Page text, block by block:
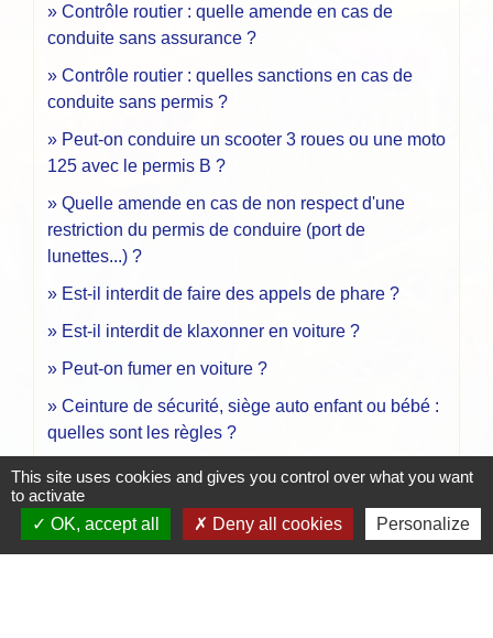
Contrôle routier : quelle amende en cas de
conduite sans assurance ?
Contrôle routier : quelles sanctions en cas de
conduite sans permis ?
Peut-on conduire un scooter 3 roues ou une moto
125 avec le permis B ?
Quelle amende en cas de non respect d'une
restriction du permis de conduire (port de
lunettes...) ?
Est-il interdit de faire des appels de phare ?
Est-il interdit de klaxonner en voiture ?
Peut-on fumer en voiture ?
Ceinture de sécurité, siège auto enfant ou bébé :
quelles sont les règles ?
Peut-on être dispensé du port de la ceinture de
sécurité ?
Solde du permis de conduire : comment connaître
son nombre de points ?
This site uses cookies and gives you control over what you want
to activate
OK, accept all
Deny all cookies Personalize